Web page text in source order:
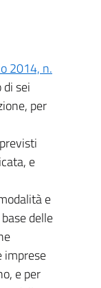
2014, n.
sei
per
e
e
delle
imprese
e per